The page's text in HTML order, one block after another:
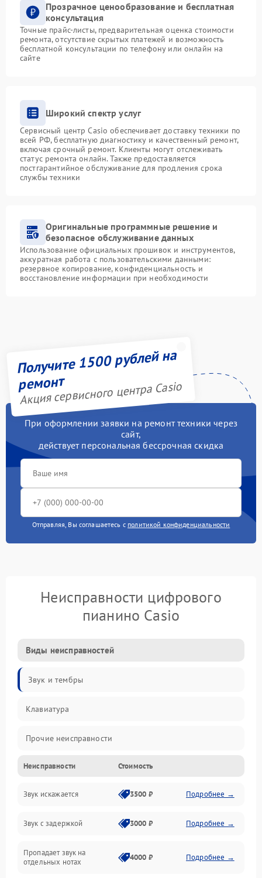
Прозрачное ценообразование и бесплатная
консультация
Точные прайс-листы, предварительная оценка стоимости
ремонта, отсутствие скрытых платежей и возможность
бесплатной консультации по телефону или онлайн на
сайте
Широкий спектр услуг
Сервисный центр Casio обеспечивает доставку техники по
всей РФ, бесплатную диагностику и качественный ремонт,
включая срочный ремонт. Клиенты могут отслеживать
статус ремонта онлайн. Также предоставляется
постгарантийное обслуживание для продления срока
службы техники
Оригинальные программные решение и
безопасное обслуживание данных
Использование официальных прошивок и инструментов,
аккуратная работа с пользовательскими данными:
резервное копирование, конфиденциальность и
восстановление информации при необходимости
Получите 1500 рублей на
ремонт
Акция сервисного центра Casio
При оформлении заявки на ремонт техники через
сайт,
действует персональная бессрочная скидка
Отправляя, Вы соглашаетесь с политикой конфиденциальности
Неисправности цифрового
пианино Casio
Виды неисправностей
Звук и тембры
Клавиатура
Прочие неисправности
Включение и работа
Управление и электроника
Подключения и интерфейсы
Педали и стойка
Неисправности Стоимость
Звук искажается 3500 ₽ Подробнее →
Звук с задержкой 3000 ₽ Подробнее →
Пропадает звук на
отдельных нотах
4000 ₽ Подробнее →